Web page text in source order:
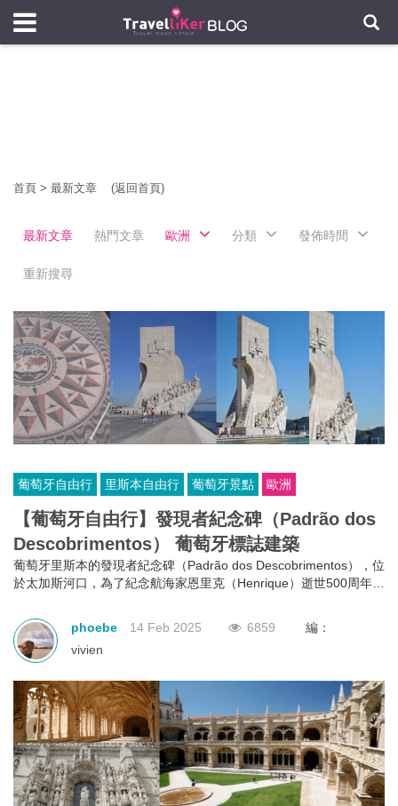
首頁 > 最新文章 (返回首頁)
最新文章 熱門文章 歐洲 分類 發佈時間
重新搜尋
葡萄牙自由行 里斯本自由行 葡萄牙景點 歐洲
【葡萄牙自由行】發現者紀念碑（Padrão dos
Descobrimentos） 葡萄牙標誌建築
葡萄牙里斯本的發現者紀念碑（Padrão dos Descobrimentos），位
於太加斯河口，為了紀念航海家恩里克（Henrique）逝世500周年而
phoebe
14 Feb 2025 6859
編：
vivien